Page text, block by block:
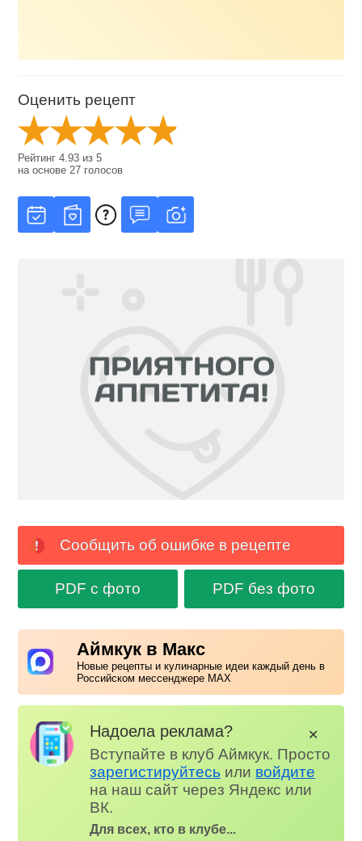
Оценить рецепт
Рейтинг4.93 из5
на основе 27 голосов
Сообщить об ошибке в рецепте
PDF с фото PDF без фото
Аймкук в Макс
Новые рецепты и кулинарные идеи каждый день в
Российском мессенджере MAX
Надоела реклама?
Вступайте в клуб Аймкук. Просто
зарегистируйтесь или войдите
на наш сайт через Яндекс или
ВК.
Для всех, кто в клубе...
✕